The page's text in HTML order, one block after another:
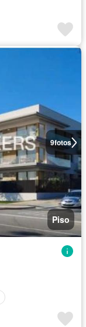
9fotos
Piso